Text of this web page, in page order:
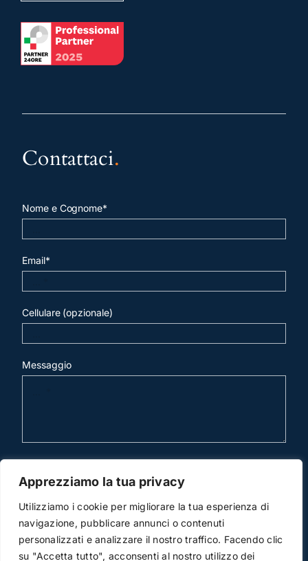
Apprezziamo la tua privacy
Utilizziamo i cookie per migliorare la tua esperienza di
navigazione, pubblicare annunci o contenuti
personalizzati e analizzare il nostro traffico. Facendo clic
su "Accetta tutto", acconsenti al nostro utilizzo dei
Contattaci.
Nome e Cognome*
Email*
Cellulare (opzionale)
Messaggio
invia mail